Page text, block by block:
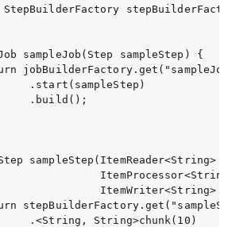
StepBuilderFactory
sampleJob(Step sampleStep) {
.start(sampleStep)
.build();
sampleStep(ItemReader<String>
ItemWriter<String>
.<String, String>chunk(10)